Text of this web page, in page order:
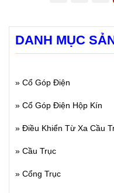
DANH MỤC
» Cổ Góp Điện
» Cổ Góp Điện Hộp Kín
» Điều Khiển Từ Xa Cầu
» Cầu Trục
» Cổng Trục